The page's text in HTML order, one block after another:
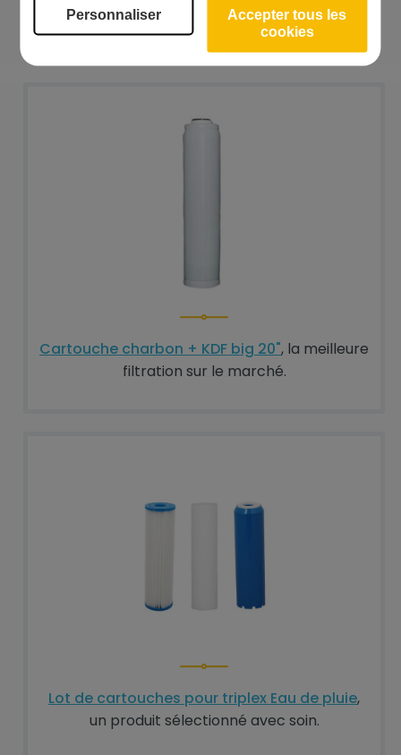
testons, sélectionnons et vous proposons
les meilleurs d’entre eux.
Cartouche charbon + KDF big 20", la meilleure
filtration sur le marché.
Lot de cartouches pour triplex Eau de pluie,
un produit sélectionné avec soin.
Personnaliser
Accepter tous les
cookies